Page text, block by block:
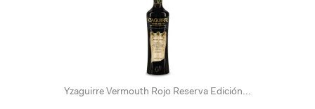
Yzaguirre Vermouth Rojo Reserva Edición...